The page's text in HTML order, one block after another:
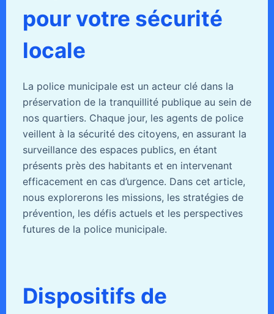
pour votre sécurité
locale
La police municipale est un acteur clé dans la
préservation de la tranquillité publique au sein de
nos quartiers. Chaque jour, les agents de police
veillent à la sécurité des citoyens, en assurant la
surveillance des espaces publics, en étant
présents près des habitants et en intervenant
efficacement en cas d’urgence. Dans cet article,
nous explorerons les missions, les stratégies de
prévention, les défis actuels et les perspectives
futures de la police municipale.
Dispositifs de